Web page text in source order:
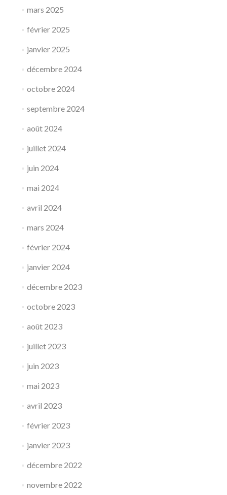
mars 2025
février 2025
janvier 2025
décembre 2024
octobre 2024
septembre 2024
août 2024
juillet 2024
juin 2024
mai 2024
avril 2024
mars 2024
février 2024
janvier 2024
décembre 2023
octobre 2023
août 2023
juillet 2023
juin 2023
mai 2023
avril 2023
février 2023
janvier 2023
décembre 2022
novembre 2022